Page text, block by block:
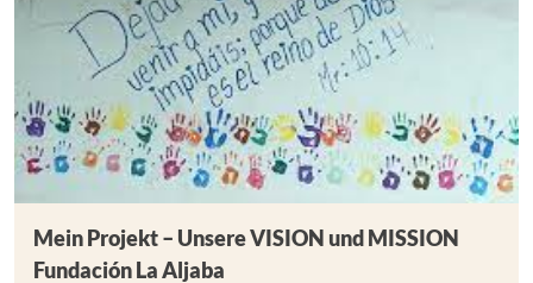
Mein Projekt – Unsere VISION und MISSION
Fundación La Aljaba